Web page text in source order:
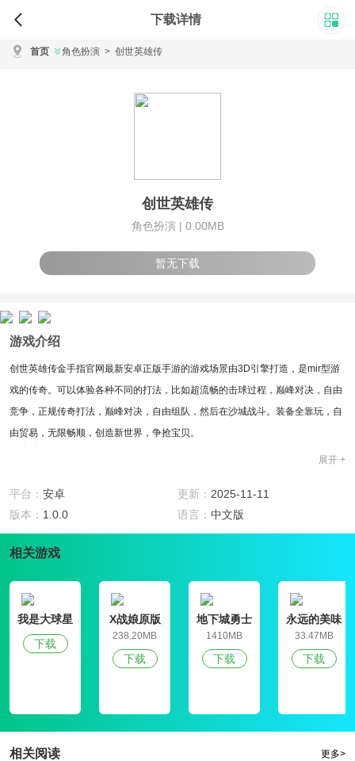
下载详情
首页 角色扮演 > 创世英雄传
创世英雄传
角色扮演 | 0.00MB
暂无下载
游戏介绍
创世英雄传金手指官网最新安卓正版手游的游戏场景由3D引擎打造，是mir型游
戏的传奇。可以体验各种不同的打法，比如超流畅的击球过程，巅峰对决，自由
竞争，正规传奇打法，巅峰对决，自由组队，然后在沙城战斗。装备全靠玩，自
由贸易，无限畅顺，创造新世界，争抢宝贝。
1、你可以在创世英雄传金手指官网最新安卓正版手游选择三种经典职业，每个
角色都有自己的技能特点，所有装备都是靠自由发挥和交易。
2、华丽精致的衣服可以由你解锁，他们的个性和外貌可以随意搭配，展现他们
的时尚理念，吸引更多女孩的注意力。
3、强大的社交玩法，在玩怪东西的同时，可以结交新朋友，随时组队探索秘密
游戏亮点
装，都是精心设计解锁大量道具。
2、野外作战，轻松获得大量经验值，快速升级，挑战宫级大boss，抢夺资源。
展开 +
平台： 安卓 更新： 2025-11-11
版本： 1.0.0 语言： 中文版
相关游戏
我是大球星
下载
X战娘原版
238.20MB
下载
地下城勇士
官网版
1410MB
下载
永远的美味
星球4破解版
33.47MB
下载
相关阅读 更多>